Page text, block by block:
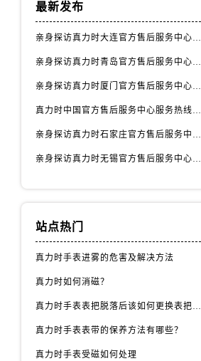
最新发布
亲身探访真力时大连官方售后服务中心｜官方热线与门店地址（2026年7月最新）
亲身探访真力时青岛官方售后服务中心｜热线与地址（2026年7月最新）
亲身探访真力时厦门官方售后服务中心｜官方电话和维修地址（2026年7月最新）
真力时中国官方售后服务中心服务热线及维修地址实地考察报告_多信源验证（2026年7月最新）
亲身探访真力时石家庄官方售后服务中心｜全新维修门店地址及电话（2026年7月最新）
亲身探访真力时无锡官方售后服务中心｜全新地址及服务热线（2026年7月最新）
站点热门
真力时手表进雾的危害及解决方法
真力时如何消磁？
真力时手表表把脱落后该如何更换表把（表把脱落原因）
真力时手表表带的保养方法有哪些？
真力时手表受磁如何处理